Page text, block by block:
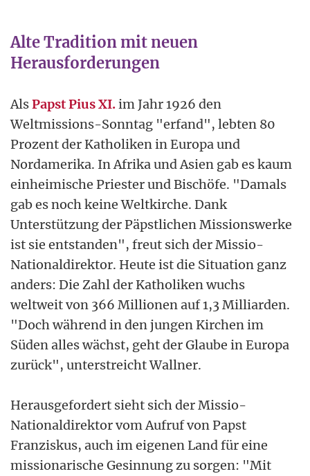
Alte Tradition mit neuen
Herausforderungen
AlsPapst Pius XI.im Jahr 1926 den
Weltmissions-Sonntag "erfand", lebten 80
Prozent der Katholiken in Europa und
Nordamerika. In Afrika und Asien gab es kaum
einheimische Priester und Bischöfe. "Damals
gab es noch keine Weltkirche. Dank
Unterstützung der Päpstlichen Missionswerke
ist sie entstanden", freut sich der Missio-
Nationaldirektor. Heute ist die Situation ganz
anders: Die Zahl der Katholiken wuchs
weltweit von 366 Millionen auf 1,3 Milliarden.
"Doch während in den jungen Kirchen im
Süden alles wächst, geht der Glaube in Europa
zurück", unterstreicht Wallner.
Herausgefordert sieht sich der Missio-
Nationaldirektor vom Aufruf von Papst
Franziskus, auch im eigenen Land für eine
missionarische Gesinnung zu sorgen: "Mit